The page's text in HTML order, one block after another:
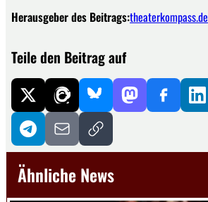
Herausgeber des Beitrags:theaterkompass.de
Teile den Beitrag auf
Ähnliche News